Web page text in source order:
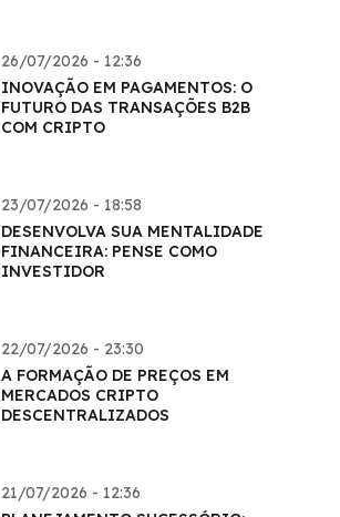
26/07/2026 - 12:36
INOVAÇÃO EM PAGAMENTOS: O
FUTURO DAS TRANSAÇÕES B2B
COM CRIPTO
23/07/2026 - 18:58
DESENVOLVA SUA MENTALIDADE
FINANCEIRA: PENSE COMO
INVESTIDOR
22/07/2026 - 23:30
A FORMAÇÃO DE PREÇOS EM
MERCADOS CRIPTO
DESCENTRALIZADOS
21/07/2026 - 12:36